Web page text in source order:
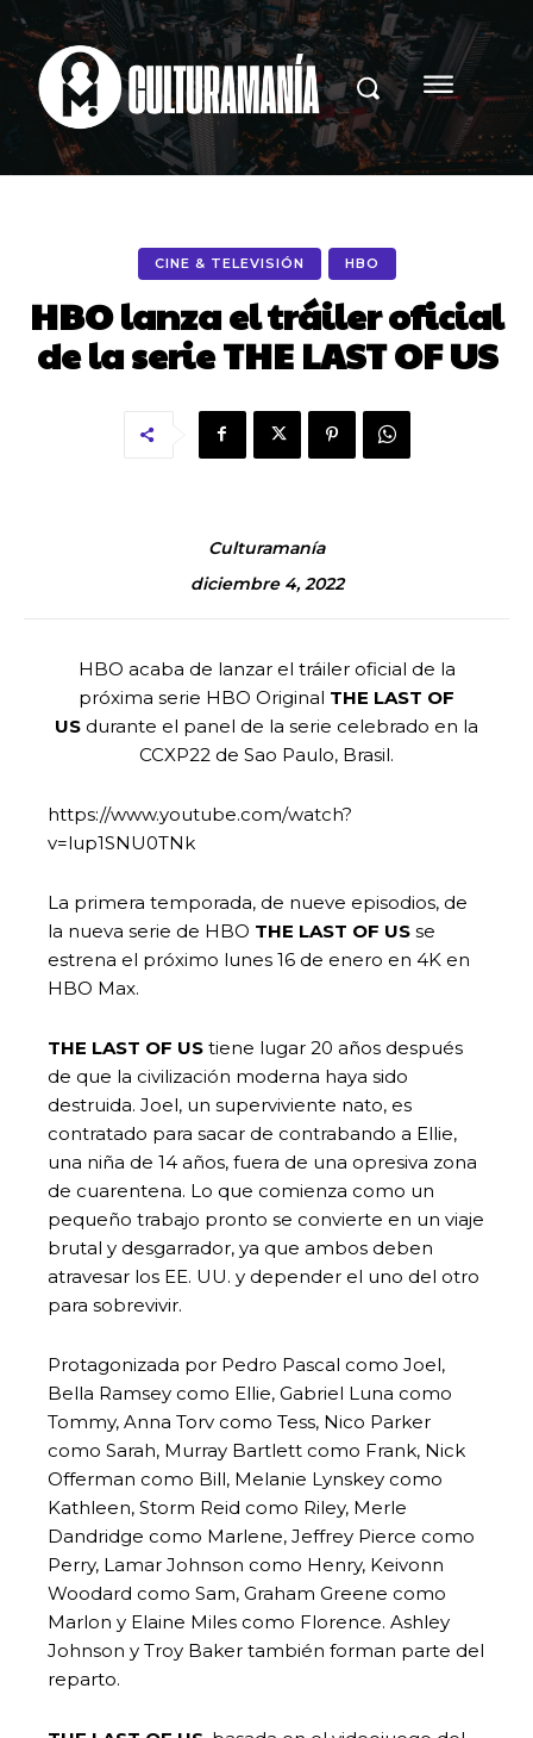
CINE & TELEVISIÓN HBO
HBO lanza el tráiler oficial
de la serie THE LAST OF US
Culturamanía
diciembre 4, 2022
HBO acaba de lanzar el tráiler oficial de la
próxima serie HBO Original THE LAST OF
US durante el panel de la serie celebrado en la
CCXP22 de Sao Paulo, Brasil.
https://www.youtube.com/watch?
v=lup1SNU0TNk
La primera temporada, de nueve episodios, de
la nueva serie de HBO THE LAST OF US se
estrena el próximo lunes 16 de enero en 4K en
HBO Max.
THE LAST OF US tiene lugar 20 años después
de que la civilización moderna haya sido
destruida. Joel, un superviviente nato, es
contratado para sacar de contrabando a Ellie,
una niña de 14 años, fuera de una opresiva zona
de cuarentena. Lo que comienza como un
pequeño trabajo pronto se convierte en un viaje
brutal y desgarrador, ya que ambos deben
atravesar los EE. UU. y depender el uno del otro
para sobrevivir.
Protagonizada por Pedro Pascal como Joel,
Bella Ramsey como Ellie, Gabriel Luna como
Tommy, Anna Torv como Tess, Nico Parker
como Sarah, Murray Bartlett como Frank, Nick
Offerman como Bill, Melanie Lynskey como
Kathleen, Storm Reid como Riley, Merle
Dandridge como Marlene, Jeffrey Pierce como
Perry, Lamar Johnson como Henry, Keivonn
Woodard como Sam, Graham Greene como
Marlon y Elaine Miles como Florence. Ashley
Johnson y Troy Baker también forman parte del
reparto.